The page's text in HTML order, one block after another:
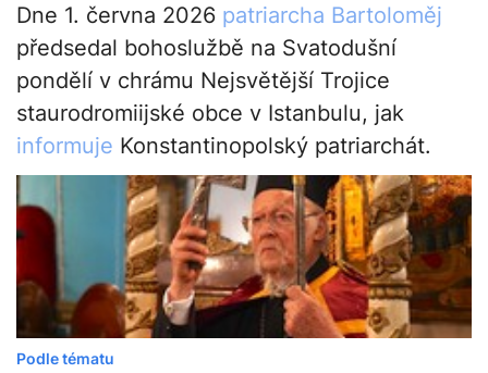
Dne 1. června 2026 patriarcha Bartoloměj
předsedal bohoslužbě na Svatodušní
pondělí v chrámu Nejsvětější Trojice
staurodromiijské obce v Istanbulu, jak
informuje Konstantinopolský patriarchát.
Podle tématu